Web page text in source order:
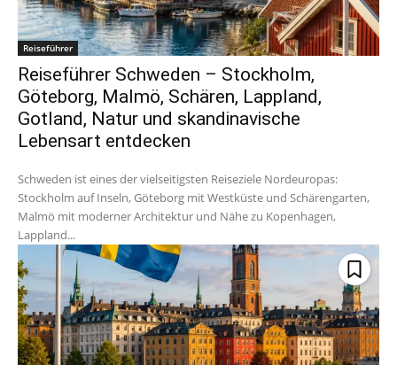
Reiseführer
Reiseführer Schweden – Stockholm,
Göteborg, Malmö, Schären, Lappland,
Gotland, Natur und skandinavische
Lebensart entdecken
Schweden ist eines der vielseitigsten Reiseziele Nordeuropas:
Stockholm auf Inseln, Göteborg mit Westküste und Schärengarten,
Malmö mit moderner Architektur und Nähe zu Kopenhagen,
Lappland...